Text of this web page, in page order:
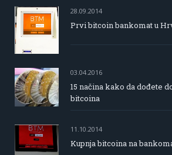
28.09.2014
Prvi bitcoin bankomat u
03.04.2016
15 načina kako da dođete
bitcoina
11.10.2014
Kupnja bitcoina na